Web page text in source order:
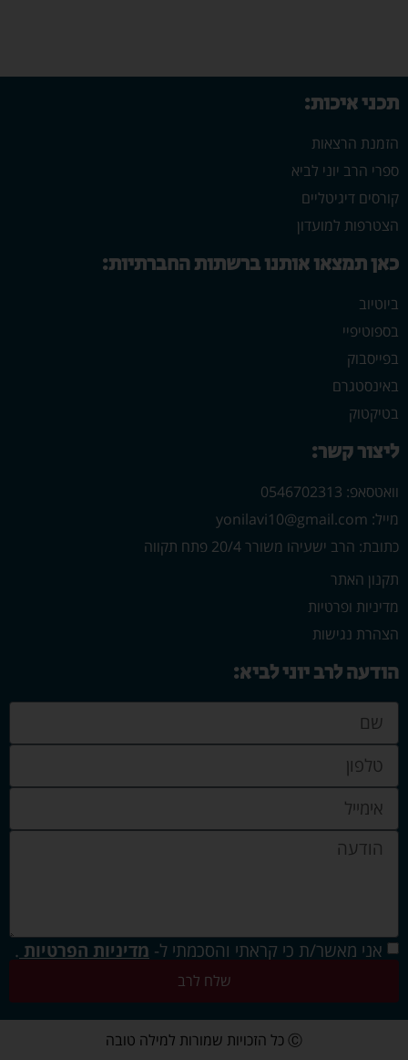
תכני איכות:
הזמנת הרצאות
ספרי הרב יוני לביא
קורסים דיגיטליים
הצטרפות למועדון
כאן תמצאו אותנו ברשתות החברתיות:
ביוטיוב
בספוטיפיי
בפייסבוק
באינסטגרם
בטיקטוק
ליצור קשר:
וואטסאפ: 0546702313
מייל: yonilavi10@gmail.com
כתובת: הרב ישעיהו משורר 20/4 פתח תקווה
תקנון האתר
מדיניות ופרטיות
הצהרת נגישות
הודעה לרב יוני לביא:
אני מאשר/ת כי קראתי והסכמתי ל- מדיניות הפרטיות .
שלח לרב
Ⓒ כל הזכויות שמורות למילה טובה